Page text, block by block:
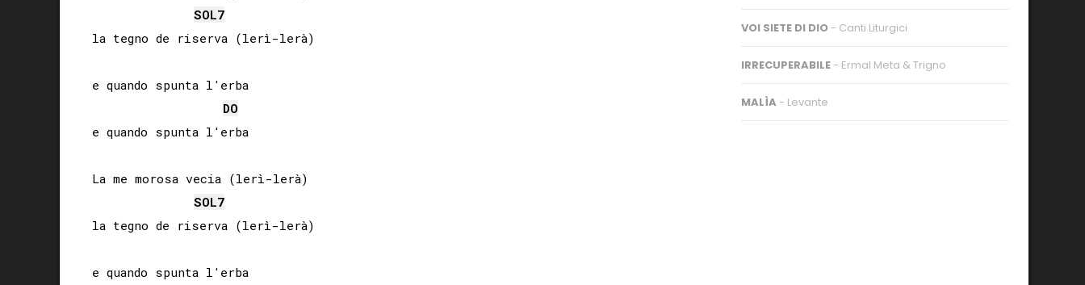
SOL7
la tegno de riserva (lerì-lerà)
e quando spunta l'erba
DO
e quando spunta l'erba
La me morosa vecia (lerì-lerà)
SOL7
la tegno de riserva (lerì-lerà)
e quando spunta l'erba
VOI SIETE DI DIO - Canti Liturgici
IRRECUPERABILE - Ermal Meta & Trigno
MALÌA - Levante